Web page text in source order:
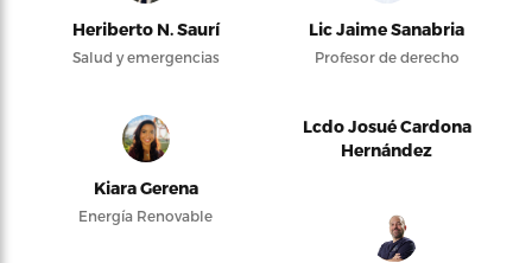
Heriberto N. Saurí
Salud y emergencias
Lic Jaime Sanabria
Profesor de derecho
Kiara Gerena
Energía Renovable
Lcdo Josué Cardona
Hernández